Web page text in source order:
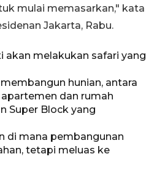
mulai memasarkan," kata
Jakarta, Rabu.
akan melakukan safari yang
hunian, antara
dan rumah
Super Block yang
di mana pembangunan
tetapi meluas ke